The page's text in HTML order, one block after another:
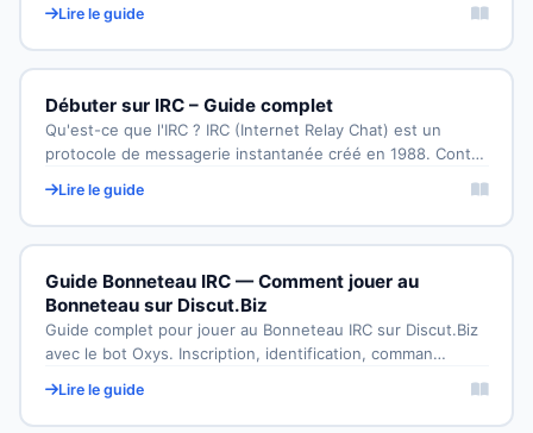
Lire le guide
Débuter sur IRC – Guide complet
Qu'est-ce que l'IRC ? IRC (Internet Relay Chat) est un
protocole de messagerie instantanée créé en 1988. Cont…
Lire le guide
Guide Bonneteau IRC — Comment jouer au
Bonneteau sur Discut.Biz
Guide complet pour jouer au Bonneteau IRC sur Discut.Biz
avec le bot Oxys. Inscription, identification, comman…
Lire le guide